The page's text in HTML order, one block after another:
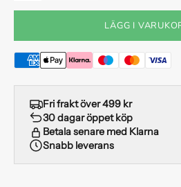
LÄGG I
Fri frakt över 499 kr
30 dagar öppet köp
Betala senare med Klarna
Snabb leverans